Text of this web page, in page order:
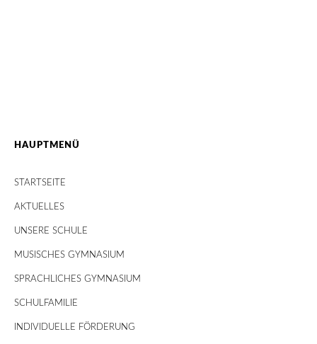
HAUPTMENÜ
STARTSEITE
AKTUELLES
UNSERE SCHULE
MUSISCHES GYMNASIUM
SPRACHLICHES GYMNASIUM
SCHULFAMILIE
INDIVIDUELLE FÖRDERUNG